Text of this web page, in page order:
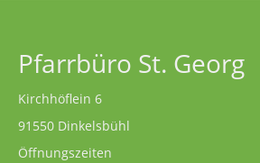
Pfarrbüro St. Georg
Kirchhöflein 6
91550 Dinkelsbühl
Öffnungszeiten